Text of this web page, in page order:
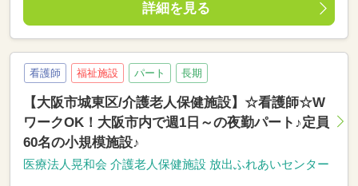
詳細を見る
看護師 福祉施設 パート 長期
【大阪市城東区/介護老人保健施設】☆看護師☆W
ワークOK！大阪市内で週1日～の夜勤パート♪定員
60名の小規模施設♪
医療法人晃和会 介護老人保健施設 放出ふれあいセンター